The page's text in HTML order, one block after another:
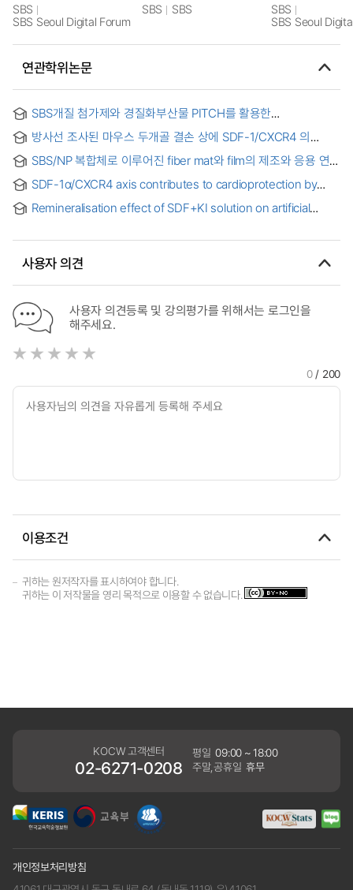
SBS
SBS Seoul Digital Forum
SBS SBS
SBS
SBS Seoul
연관학위논문
SBS개질 첨가제와 경질화부산물 PITCH를 활용한
방사선 조사된 마우스 두개골 결손 상에 SDF-1/CXCR4 의
SDF-1 / CXCR4 on irradiated mouse calvarial defect model
SBS/NP 복합체로 이루어진 fiber mat와 film의 제조와 응용 연구
SDF-1α/CXCR4 axis contributes to cardioprotection by
적출 심장에서 허혈성후처치를 통한 심근보호에 있어서 SDF-
Remineralisation effect of SDF+KI solution on artificial
사용자 의견
사용자 의견등록 및 강의평가를 위해서는 로그인을
해주세요.
0/ 200
이용조건
귀하는 원저작자를 표시하여야 합니다.
귀하는 이 저작물을 영리 목적으로 이용할 수 없습니다.
KOCW 고객센터
02-6271-0208
평일 09:00 ~ 18:00
주말,공휴일 휴무
개인정보처리방침